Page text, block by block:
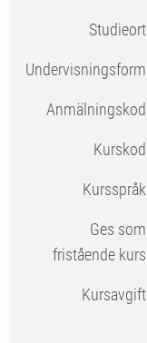
Studieort
Undervisningsform
Anmälningskod
Kurskod
Kursspråk
Ges som
fristående kurs
Kursavgift